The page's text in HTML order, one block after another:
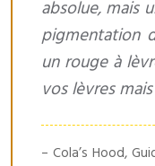
absolue, mais
pigmentation
un rouge à
vos lèvres mais
– Cola’s Hood,